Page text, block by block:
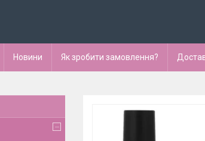
Новини Як зробити замовлення?